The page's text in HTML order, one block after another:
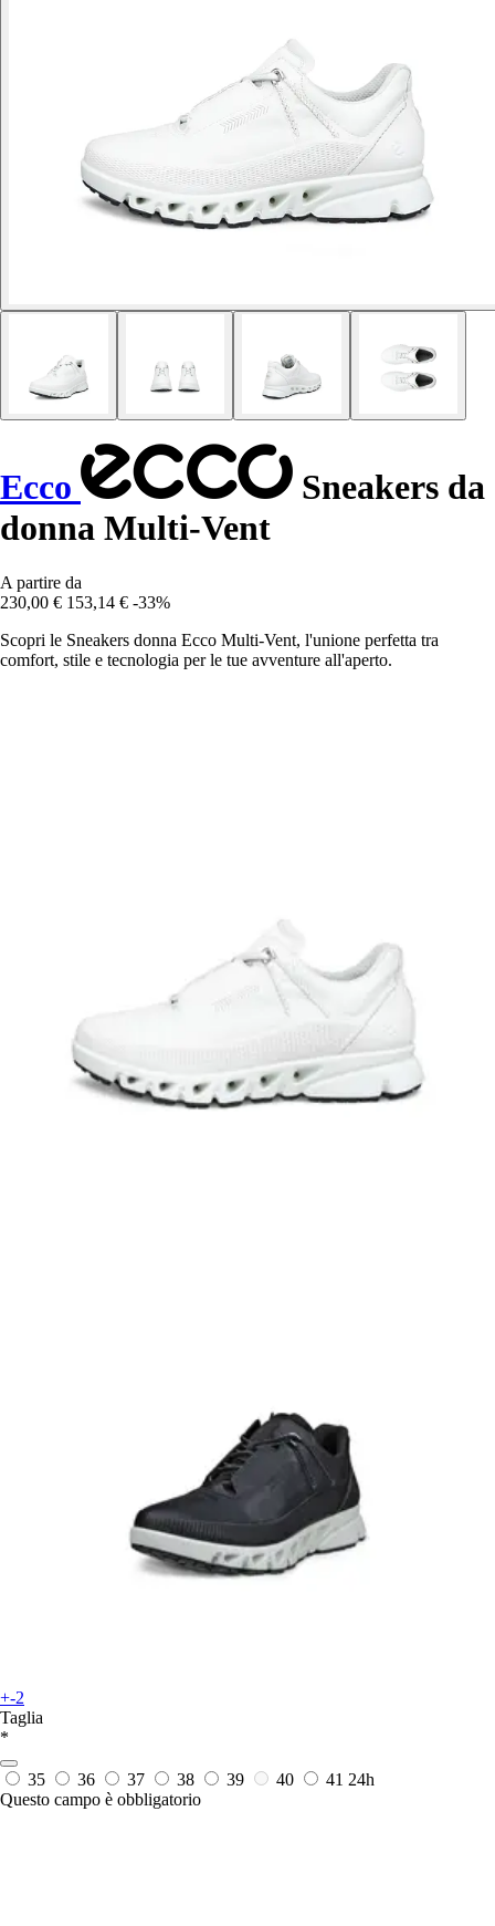
Ecco
Sneakers da
donna Multi-Vent
A partire da
230,00 € 153,14 € -33%
Scopri le Sneakers donna Ecco Multi-Vent, l'unione perfetta tra
comfort, stile e tecnologia per le tue avventure all'aperto.
+-2
Taglia
*
35 36 37 38 39 40 41 24h
Questo campo è obbligatorio